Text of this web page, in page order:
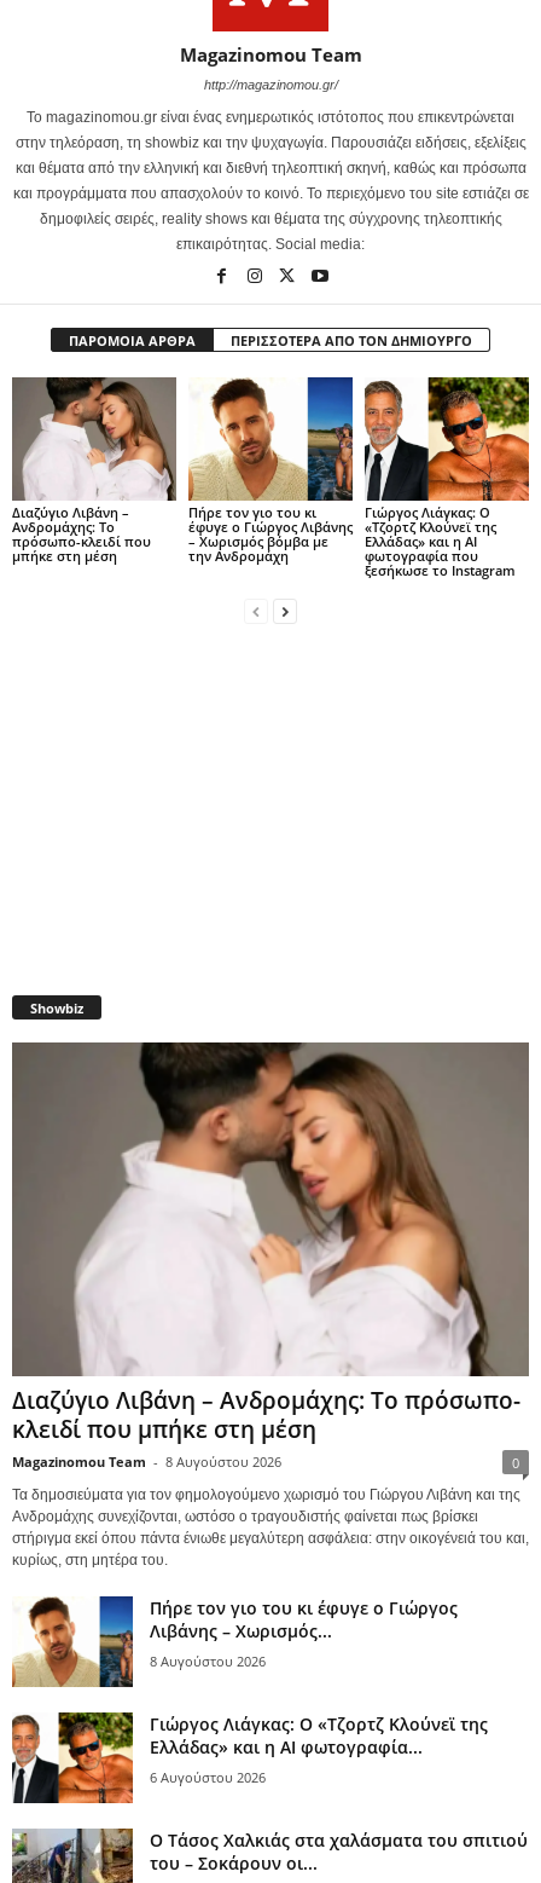
Magazinomou Team
http://magazinomou.gr/
Το magazinomou.gr είναι ένας ενημερωτικός ιστότοπος που επικεντρώνεται
στην τηλεόραση, τη showbiz και την ψυχαγωγία. Παρουσιάζει ειδήσεις, εξελίξεις
και θέματα από την ελληνική και διεθνή τηλεοπτική σκηνή, καθώς και πρόσωπα
και προγράμματα που απασχολούν το κοινό. Το περιεχόμενο του site εστιάζει σε
δημοφιλείς σειρές, reality shows και θέματα της σύγχρονης τηλεοπτικής
επικαιρότητας. Social media:
ΠΑΡΟΜΟΙΑ ΑΡΘΡΑ ΠΕΡΙΣΣΟΤΕΡΑ ΑΠΟ ΤΟΝ ΔΗΜΙΟΥΡΓΟ
Διαζύγιο Λιβάνη –
Ανδρομάχης: Το
πρόσωπο-κλειδί που
μπήκε στη μέση
Πήρε τον γιο του κι
έφυγε ο Γιώργος Λιβάνης
– Χωρισμός βόμβα με
την Ανδρομάχη
Γιώργος Λιάγκας: Ο
«Τζορτζ Κλούνεϊ της
Ελλάδας» και η AI
φωτογραφία που
ξεσήκωσε το Instagram
Showbiz
Διαζύγιο Λιβάνη – Ανδρομάχης: Το πρόσωπο-
κλειδί που μπήκε στη μέση
Magazinomou Team - 8 Αυγούστου 2026 0
Τα δημοσιεύματα για τον φημολογούμενο χωρισμό του Γιώργου Λιβάνη και της
Ανδρομάχης συνεχίζονται, ωστόσο ο τραγουδιστής φαίνεται πως βρίσκει
στήριγμα εκεί όπου πάντα ένιωθε μεγαλύτερη ασφάλεια: στην οικογένειά του και,
κυρίως, στη μητέρα του.
Πήρε τον γιο του κι έφυγε ο Γιώργος
Λιβάνης – Χωρισμός...
8 Αυγούστου 2026
Γιώργος Λιάγκας: Ο «Τζορτζ Κλούνεϊ της
Ελλάδας» και η AI φωτογραφία...
6 Αυγούστου 2026
Ο Τάσος Χαλκιάς στα χαλάσματα του σπιτιού
του – Σοκάρουν οι...